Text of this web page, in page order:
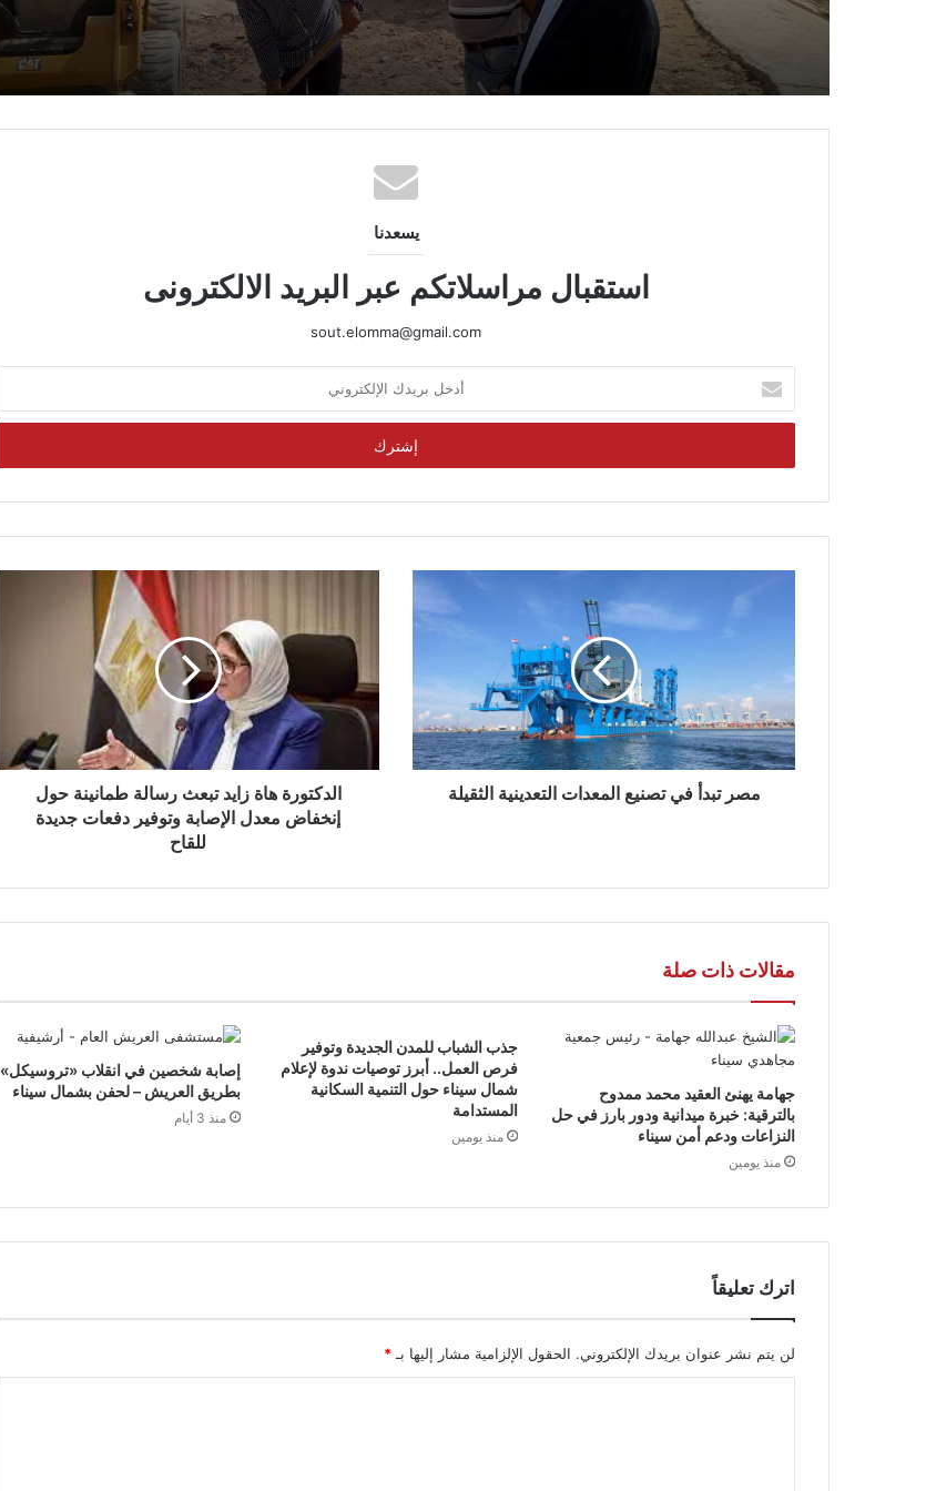
حملات مكثفة لرفع المخلفات
وتحسين الشوارع
تهنئة
يسعدنا
استقبال مراسلاتكم عبر البريد الالكترونى
sout.elomma@gmail.com
بريدك
الإلكتروني
مصر تبدأ في تصنيع المعدات التعدينية الثقيلة
الدكتورة هاة زايد تبعث رسالة طمانينة حول
إنخفاض معدل الإصابة وتوفير دفعات جديدة
للقاح
مقالات ذات صلة
جهامة يهنئ العقيد محمد ممدوح
بالترقية: خبرة ميدانية ودور بارز في حل
النزاعات ودعم أمن سيناء
منذ يومين
جذب الشباب للمدن الجديدة وتوفير
فرص العمل.. أبرز توصيات ندوة لإعلام
شمال سيناء حول التنمية السكانية
المستدامة
منذ يومين
إصابة شخصين في انقلاب «تروسيكل»
بطريق العريش – لحفن بشمال سيناء
منذ 3 أيام
اترك تعليقاً
لن يتم نشر عنوان بريدك الإلكتروني. الحقول الإلزامية مشار إليها بـ *